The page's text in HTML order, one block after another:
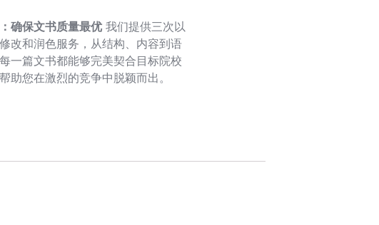
确保文书质量最优 我们提供三次以
修改和润色服务，从结构、内容到语
一篇文书都能够完美契合目标院校
助您在激烈的竞争中脱颖而出。